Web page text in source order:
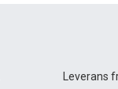
Leverans